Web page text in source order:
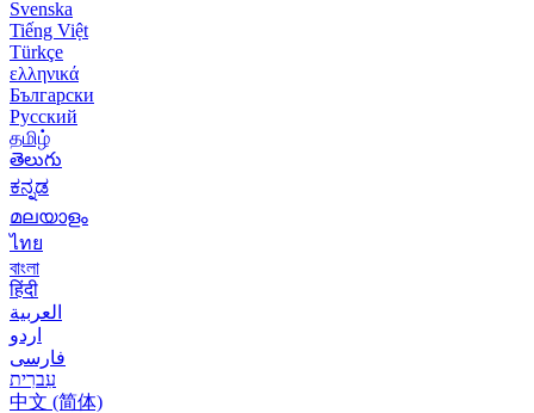
Svenska
Tiếng Việt
Türkçe
ελληνικά
Български
Русский
தமிழ்
తెలుగు
ಕನ್ನಡ
മലയാളം
ไทย
বাংলা
हिंदी
العربية
اردو
فارسی
עִברִית
中文 (简体)